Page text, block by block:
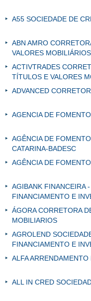
A55 SOCIEDADE DE
ABN AMRO
VALORES MOBILIÁRIOS
ACTIVTRADES
TÍTULOS E VALORES
ADVANCED
AGENCIA DE
AGÊNCIA DE
CATARINA-BADESC
AGÊNCIA DE
AGIBANK FINANCEIRA
FINANCIAMENTO E
ÁGORA CORRETORA
MOBILIARIOS
AGROLEND
FINANCIAMENTO E
ALFA ARRENDAMENTO
ALL IN CRED